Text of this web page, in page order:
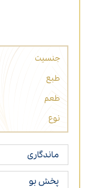
جنسیت
طبع
طعم
نوع
ماندگاری
پخش بو